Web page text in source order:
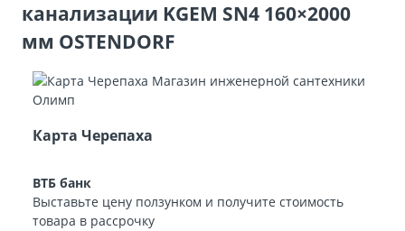
канализации KGEM SN4 160×2000
мм OSTENDORF
Карта Черепаха
ВТБ банк
Выставьте цену ползунком и получите стоимость
товара в рассрочку